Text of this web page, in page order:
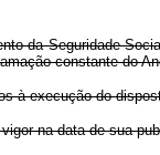
da Seguridade
constante do
à execução do
na data de sua